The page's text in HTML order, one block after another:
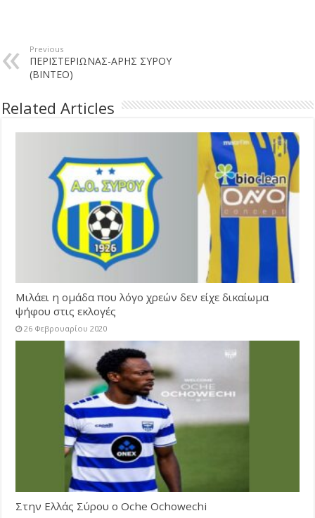
Previous
ΠΕΡΙΣΤΕΡΙΩΝΑΣ-ΑΡΗΣ ΣΥΡΟΥ
(ΒΙΝΤΕΟ)
Related Articles
Μιλάει η ομάδα που λόγο χρεών δεν είχε δικαίωμα
ψήφου στις εκλογές
26 Φεβρουαρίου 2020
Στην Ελλάς Σύρου ο Oche Ochowechi